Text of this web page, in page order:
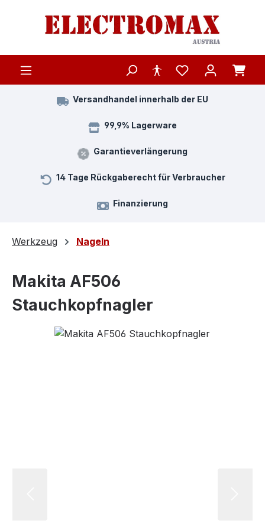
Zum Hauptinhalt springen
Versandhandel innerhalb der EU
99,9% Lagerware
Garantieverlängerung
14 Tage Rückgaberecht für Verbraucher
Finanzierung
Werkzeug Nageln
Makita AF506
Stauchkopfnagler
Bildergalerie überspringen